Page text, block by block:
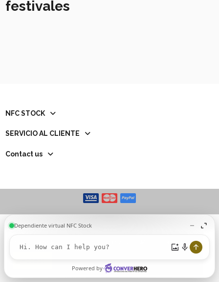
festivales
NFC STOCK
SERVICIO AL CLIENTE
Contact us
iqitcookielaw - module, put here your own cookie law text